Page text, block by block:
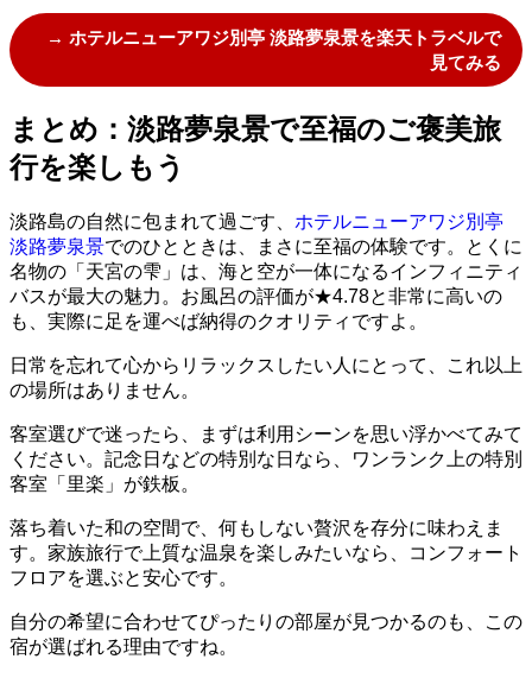
→ ホテルニューアワジ別亭 淡路夢泉景を楽天トラベルで
見てみる
まとめ：淡路夢泉景で至福のご褒美旅
行を楽しもう
淡路島の自然に包まれて過ごす、 ホテルニューアワジ別亭
淡路夢泉景でのひとときは、まさに至福の体験です。とくに
名物の「天宮の雫」は、海と空が一体になるインフィニティ
バスが最大の魅力。お風呂の評価が★4.78と非常に高いの
も、実際に足を運べば納得のクオリティですよ。
日常を忘れて心からリラックスしたい人にとって、これ以上
の場所はありません。
客室選びで迷ったら、まずは利用シーンを思い浮かべてみて
ください。記念日などの特別な日なら、ワンランク上の特別
客室「里楽」が鉄板。
落ち着いた和の空間で、何もしない贅沢を存分に味わえま
す。家族旅行で上質な温泉を楽しみたいなら、コンフォート
フロアを選ぶと安心です。
自分の希望に合わせてぴったりの部屋が見つかるのも、この
宿が選ばれる理由ですね。